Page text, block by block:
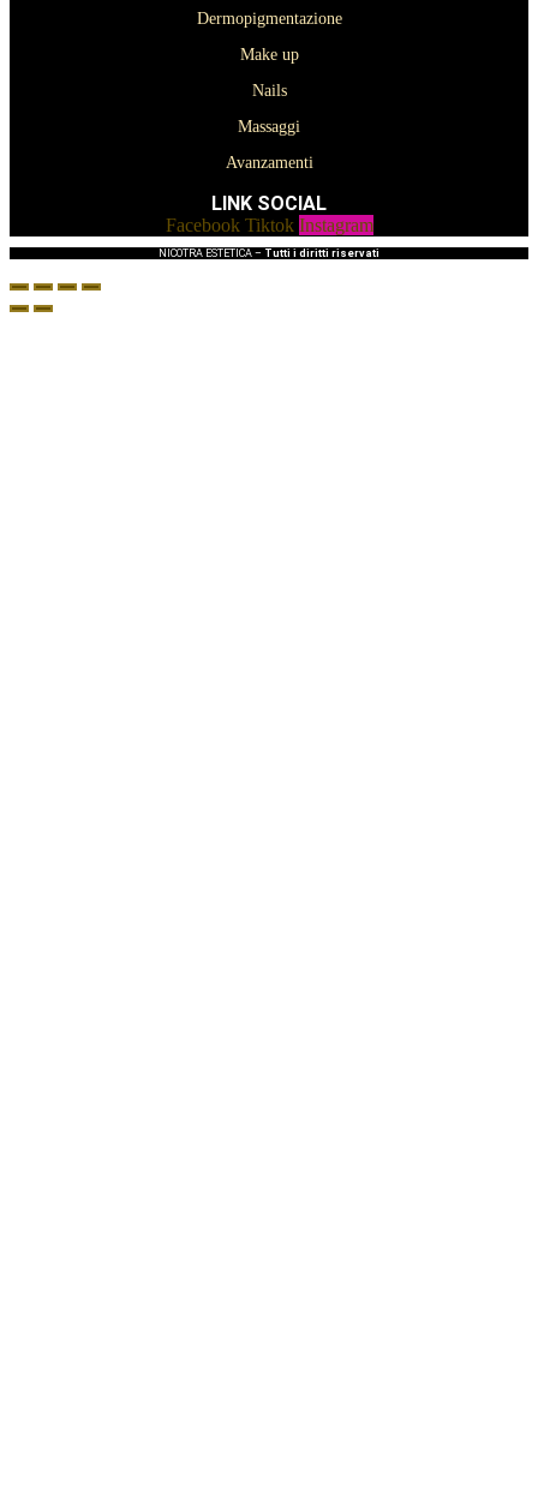
Dermopigmentazione
Make up
Nails
Massaggi
Avanzamenti
LINK SOCIAL
Facebook Tiktok Instagram
NICOTRA ESTETICA – Tutti i diritti riservati